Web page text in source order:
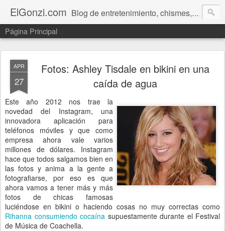
ElGonzi.com Blog de entretenimiento, chismes, humor, farándula, curiosidades, ovnis, noticias calientes, fotos, videos, paranormal y ¡más!
Página Principal
APR
27
Fotos: Ashley Tisdale en bikini en una
caída de agua
Este año 2012 nos trae la
novedad del Instagram, una
innovadora aplicación para
teléfonos móviles y que como
empresa ahora vale varios
millones de dólares. Instagram
hace que todos salgamos bien en
las fotos y anima a la gente a
fotografiarse, por eso es que
ahora vamos a tener más y más
fotos de chicas famosas
luciéndose en bikini o haciendo cosas no muy correctas como
Rihanna consumiendo cocaína supuestamente durante el Festival
de Música de Coachella.